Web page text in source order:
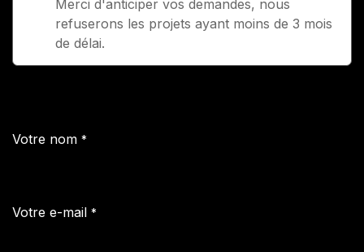
Merci d'anticiper vos demandes, nous
refuserons les projets ayant moins de 3 mois
de délai.
Votre nom *
Votre e-mail *